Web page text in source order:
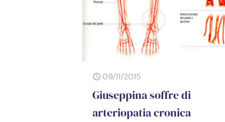
09/11/2015
Giuseppina soffre di
arteriopatia cronica